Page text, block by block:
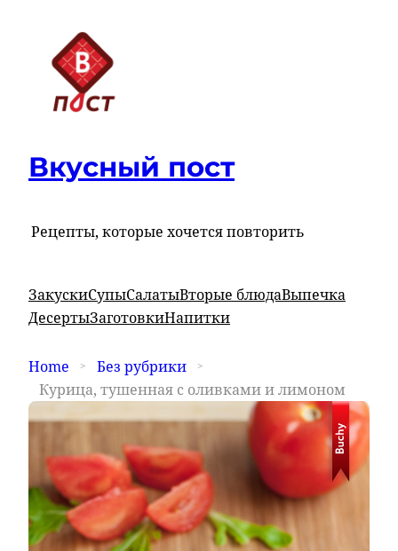
Вкусный пост
Рецепты, которые хочется повторить
ЗакускиСупыСалатыВторые блюдаВыпечка
ДесертыЗаготовкиНапитки
Home
Без рубрики
Курица, тушенная с оливками и лимоном